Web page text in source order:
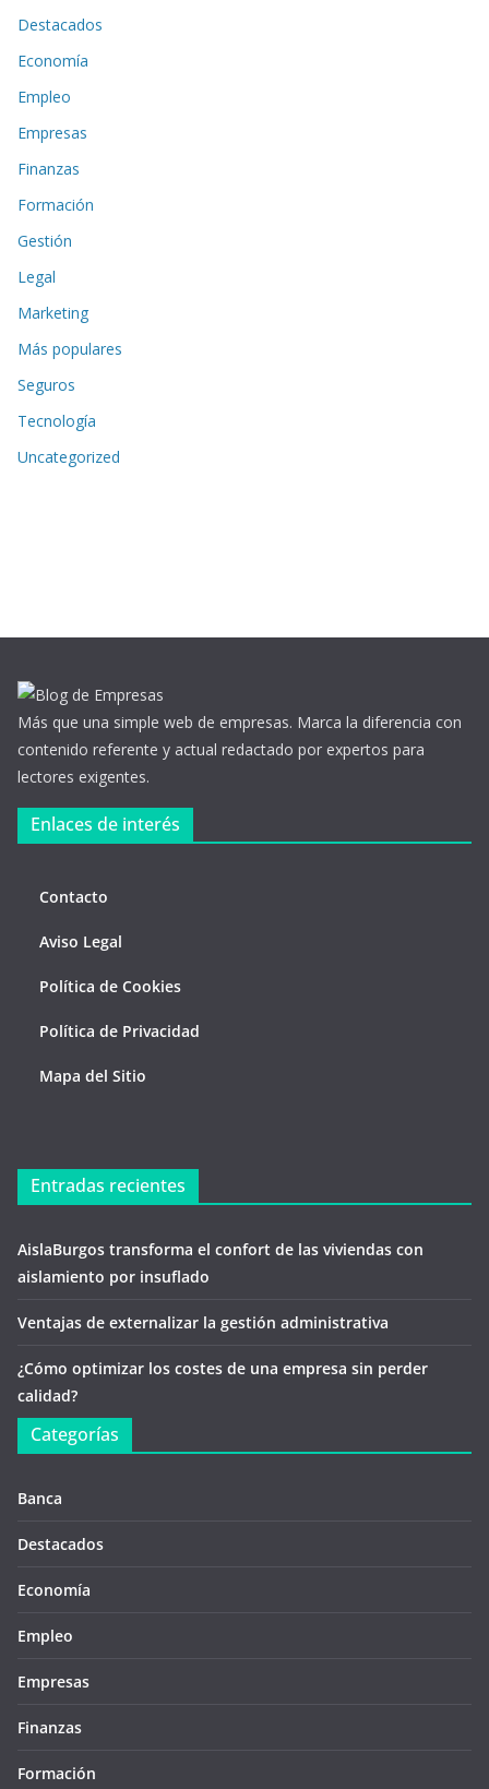
Destacados
Economía
Empleo
Empresas
Finanzas
Formación
Gestión
Legal
Marketing
Más populares
Seguros
Tecnología
Uncategorized
Más que una simple web de empresas. Marca la diferencia con
contenido referente y actual redactado por expertos para
lectores exigentes.
Enlaces de interés
Contacto
Aviso Legal
Política de Cookies
Política de Privacidad
Mapa del Sitio
Entradas recientes
AislaBurgos transforma el confort de las viviendas con
aislamiento por insuflado
Ventajas de externalizar la gestión administrativa
¿Cómo optimizar los costes de una empresa sin perder
calidad?
Categorías
Banca
Destacados
Economía
Empleo
Empresas
Finanzas
Formación